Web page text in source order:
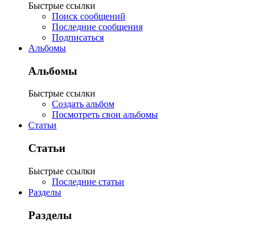
Быстрые ссылки
Поиск сообщений
Последние сообщения
Подписаться
Альбомы
Альбомы
Быстрые ссылки
Создать альбом
Посмотреть свои альбомы
Статьи
Статьи
Быстрые ссылки
Последние статьи
Разделы
Разделы